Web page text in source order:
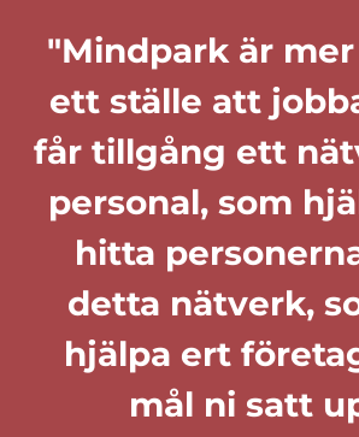
"Mindpark är
ett ställe att
får tillgång ett
personal, som
hitta
detta nätverk,
hjälpa ert
mål ni satt